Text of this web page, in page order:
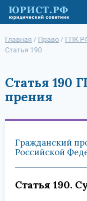
Главная / Право / ГПК
Статья 190
Статья 190
прения
Гражданский
Российской
Статья 190.